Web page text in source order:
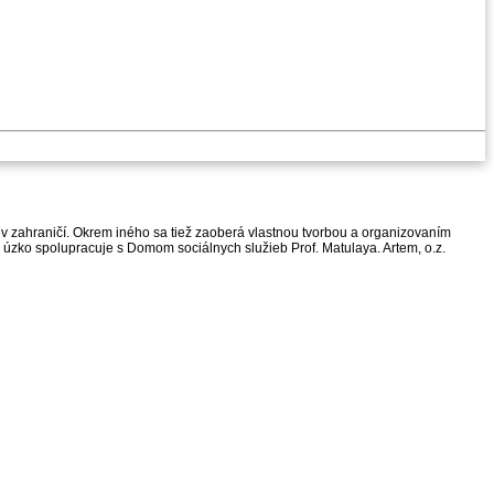
Okrem iného sa tiež zaoberá vlastnou tvorbou a organizovaním
spolupracuje s Domom sociálnych služieb Prof. Matulaya. Artem, o.z.